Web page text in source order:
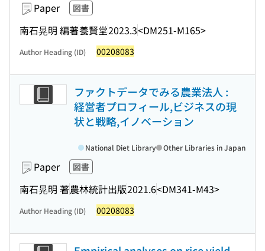
Paper 図書
南石晃明 編著養賢堂2023.3<DM251-M165>
Author Heading (ID) 00208083
ファクトデータでみる農業法人 :
経営者プロフィール,ビジネスの現
状と戦略,イノベーション
Paper 図書
南石晃明 著農林統計出版2021.6<DM341-M43>
National Diet Library Other Libraries in Japan
Author Heading (ID) 00208083